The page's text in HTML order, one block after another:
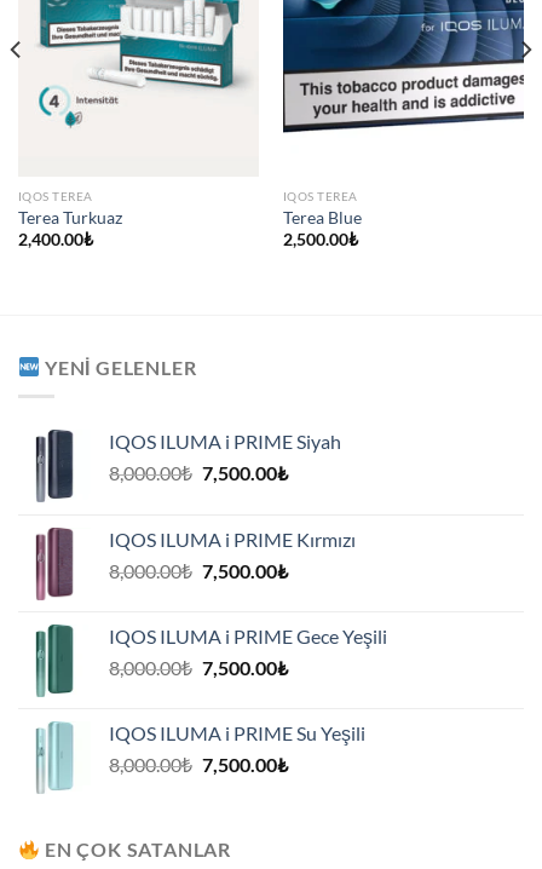
IQOS TEREA
Terea Turkuaz
2,400.00₺
IQOS TEREA
Terea Blue
2,500.00₺
YENI GELENLER
IQOS ILUMA i PRIME Siyah
8,000.00₺ Orijinal
7,500.00₺Şu
7,500.00₺.
IQOS ILUMA i PRIME Kırmızı
8,000.00₺ Orijinal
7,500.00₺Şu
7,500.00₺.
IQOS ILUMA i PRIME Gece Yeşili
8,000.00₺ Orijinal
7,500.00₺Şu
7,500.00₺.
IQOS ILUMA i PRIME Su Yeşili
8,000.00₺ Orijinal
7,500.00₺Şu
EN ÇOK SATANLAR